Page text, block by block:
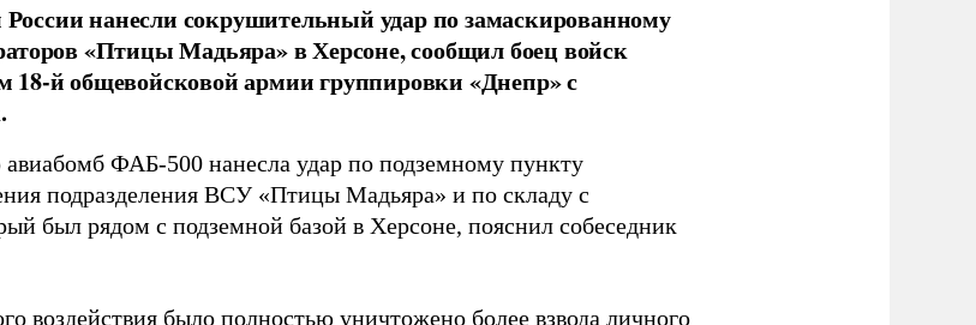
нанесли сокрушительный удар по замаскированному
«Птицы Мадьяра» в Херсоне, сообщил боец войск
18-й общевойсковой армии группировки «Днепр» с
ФАБ-500 нанесла удар по подземному пункту
подразделения ВСУ «Птицы Мадьяра» и по складу с
был рядом с подземной базой в Херсоне, пояснил собеседник
воздействия было полностью уничтожено более взвода личного